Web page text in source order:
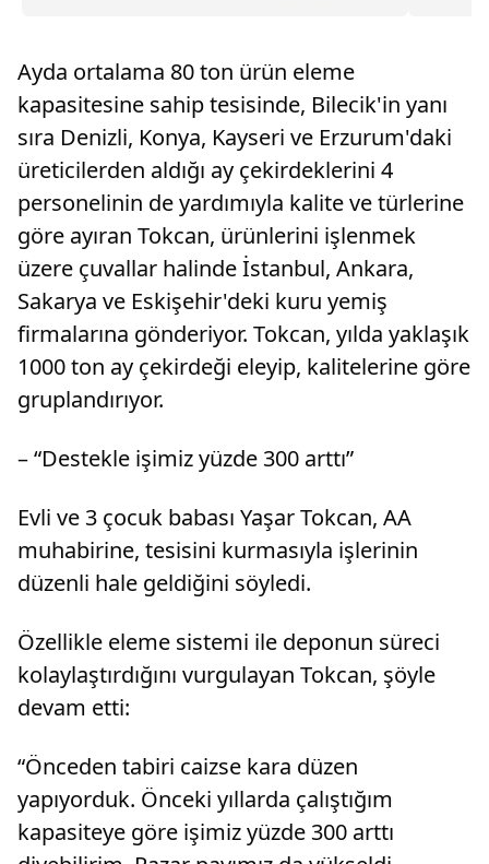
Gülsen Kerman ile...
Ayda ortalama 80 ton ürün eleme
kapasitesine sahip tesisinde, Bilecik'in yanı
sıra Denizli, Konya, Kayseri ve Erzurum'daki
üreticilerden aldığı ay çekirdeklerini 4
personelinin de yardımıyla kalite ve türlerine
göre ayıran Tokcan, ürünlerini işlenmek
üzere çuvallar halinde İstanbul, Ankara,
Sakarya ve Eskişehir'deki kuru yemiş
firmalarına gönderiyor. Tokcan, yılda yaklaşık
1000 ton ay çekirdeği eleyip, kalitelerine göre
gruplandırıyor.
– “Destekle işimiz yüzde 300 arttı”
Evli ve 3 çocuk babası Yaşar Tokcan, AA
muhabirine, tesisini kurmasıyla işlerinin
düzenli hale geldiğini söyledi.
Özellikle eleme sistemi ile deponun süreci
kolaylaştırdığını vurgulayan Tokcan, şöyle
devam etti:
“Önceden tabiri caizse kara düzen
yapıyorduk. Önceki yıllarda çalıştığım
kapasiteye göre işimiz yüzde 300 arttı